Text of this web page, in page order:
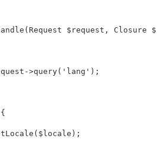
( Request $request , Closure
->query( 'lang' );
{
( $locale );